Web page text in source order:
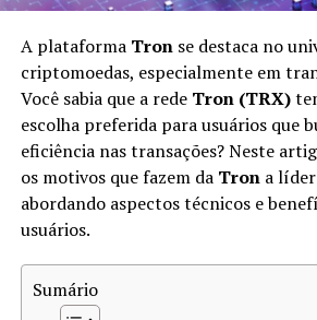
Entendendo o Pi
Pi Networké uma das principais
introduziu a mineração celular.
um grupo de graduados da
Pi Network visa criar uma
inclusiva. A proposta da Pi é permitir
pessoa com um smartphone possa
criptomoedas.
A principal ideia por trás do Pi
em um modelo de
A plataforma Tronse destaca no
criptomoedas, especialmente em
Você sabia que a rede Tron (TRX)
escolha preferida para usuários que
eficiência nas transações? Neste
os motivos que fazem da Trona líder
abordando aspectos técnicos e
usuários.
Sumário